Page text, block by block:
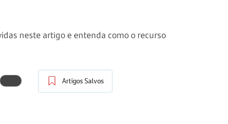
neste artigo e entenda como o recurso
Artigos Salvos